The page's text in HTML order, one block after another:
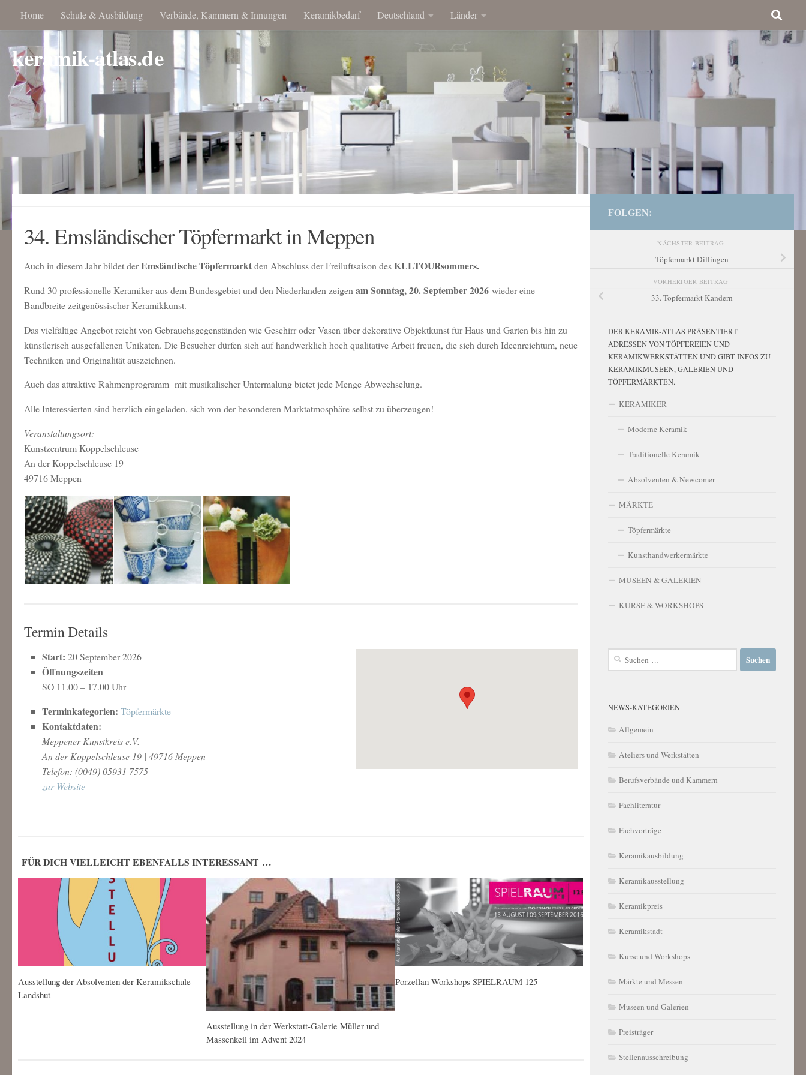
Home Schule & Ausbildung Verbände, Kammern & Innungen Keramikbedarf Deutschland Länder
keramik-atlas.de
34. Emsländischer Töpfermarkt in Meppen
Auch in diesem Jahr bildet derEmsländische Töpfermarktden Abschluss der Freiluftsaison desKULTOURsommers.
Rund 30 professionelle Keramiker aus dem Bundesgebiet und den Niederlanden zeigen am Sonntag, 20. September 2026 wieder eine
Bandbreite zeitgenössischer Keramikkunst.
Das vielfältige Angebot reicht von Gebrauchsgegenständen wie Geschirr oder Vasen über dekorative Objektkunst für Haus und Garten bis hin zu
künstlerisch ausgefallenen Unikaten. Die Besucher dürfen sich auf handwerklich hoch qualitative Arbeit freuen, die sich durch Ideenreichtum, neue
Techniken und Originalität auszeichnen.
Auch das attraktive Rahmenprogramm mit musikalischer Untermalung bietet jede Menge Abwechselung.
Alle Interessierten sind herzlich eingeladen, sich von der besonderen Marktatmosphäre selbst zu überzeugen!
Veranstaltungsort:
Kunstzentrum Koppelschleuse
An der Koppelschleuse 19
49716 Meppen
Termin Details
Start: 20 September 2026
Öffnungszeiten
SO 11.00 – 17.00 Uhr
Terminkategorien: Töpfermärkte
Kontaktdaten:
Meppener Kunstkreis e.V.
An der Koppelschleuse 19 | 49716 Meppen
Telefon: (0049) 05931 7575
zur Website
FÜR DICH VIELLEICHT EBENFALLS INTERESSANT …
Ausstellung der Absolventen der Keramikschule
Landshut
Ausstellung in der Werkstatt-Galerie Müller und
Massenkeil im Advent 2024
Porzellan-Workshops SPIELRAUM 125
FOLGEN:
NÄCHSTER BEITRAG
Töpfermarkt Dillingen
VORHERIGER BEITRAG
33. Töpfermarkt Kandern
DER KERAMIK-ATLAS PRÄSENTIERT
ADRESSEN VON TÖPFEREIEN UND
KERAMIKWERKSTÄTTEN UND GIBT INFOS ZU
KERAMIKMUSEEN, GALERIEN UND
TÖPFERMÄRKTEN.
KERAMIKER
Moderne Keramik
Traditionelle Keramik
Absolventen & Newcomer
MÄRKTE
Töpfermärkte
Kunsthandwerkermärkte
MUSEEN & GALERIEN
KURSE & WORKSHOPS
Suchen
NEWS-KATEGORIEN
Allgemein
Ateliers und Werkstätten
Berufsverbände und Kammern
Fachliteratur
Fachvorträge
Keramikausbildung
Keramikausstellung
Keramikpreis
Keramikstadt
Kurse und Workshops
Märkte und Messen
Museen und Galerien
Preisträger
Stellenausschreibung